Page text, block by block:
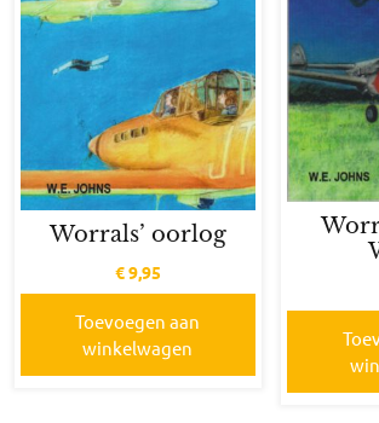
Worrals’ oorlog
€9,95
Toevoegen aan
winkelwagen